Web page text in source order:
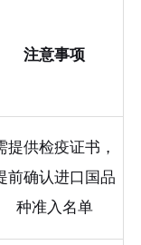
注意事项
提供检疫证书，
前确认进口国品
种准入名单